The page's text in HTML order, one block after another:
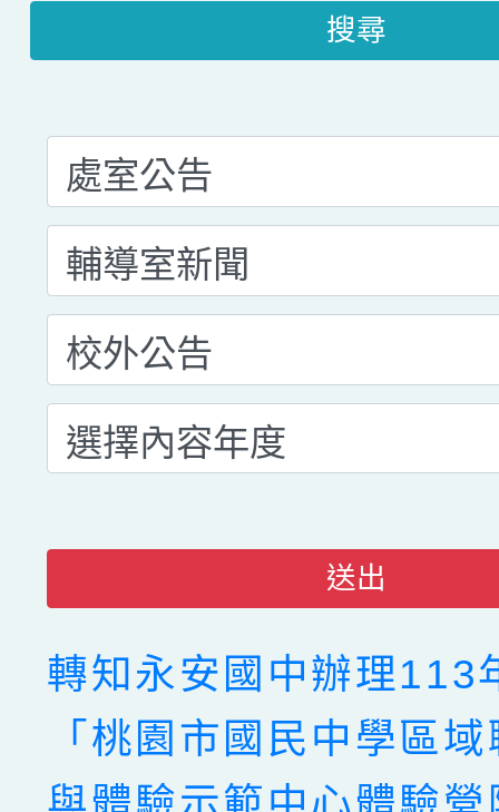
搜尋
送出
轉知永安國中辦理113
「桃園市國民中學區